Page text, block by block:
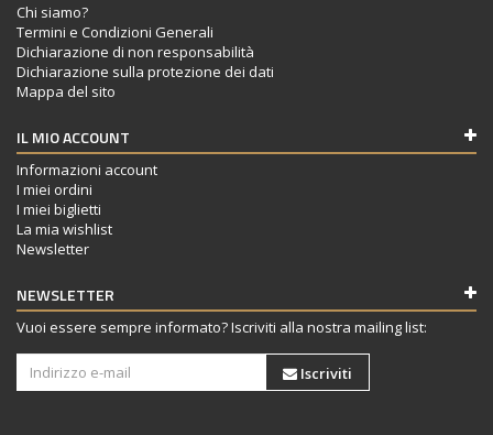
Chi siamo?
Termini e Condizioni Generali
Dichiarazione di non responsabilità
Dichiarazione sulla protezione dei dati
Mappa del sito
IL MIO ACCOUNT
Informazioni account
I miei ordini
I miei biglietti
La mia wishlist
Newsletter
NEWSLETTER
Vuoi essere sempre informato? Iscriviti alla nostra mailing list:
Iscriviti